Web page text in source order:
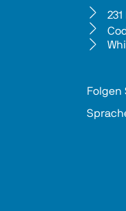
231
Folgen